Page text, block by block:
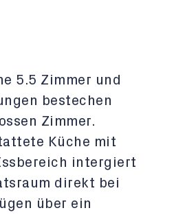
5.5 Zimmer und
bestechen
Zimmer.
Küche mit
intergiert
direkt bei
über ein